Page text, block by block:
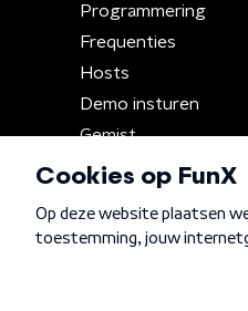
Programmering
Frequenties
Hosts
Demo insturen
Gemist
Algemene